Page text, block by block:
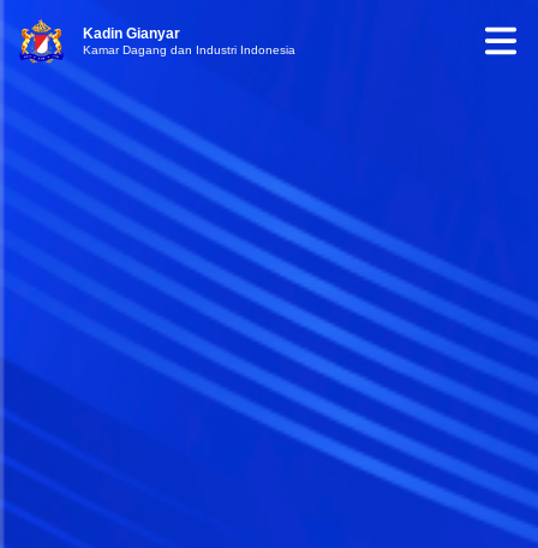
Kadin Gianyar
Kamar Dagang dan Industri Indonesia